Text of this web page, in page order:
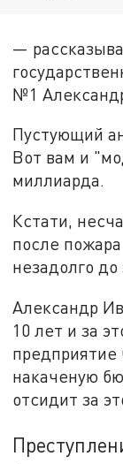
—
№1
Пустующий
Вот вам и
миллиарда.
Кстати,
после
незадолго до
Александр
10 лет и за
накаченую
отсидит за